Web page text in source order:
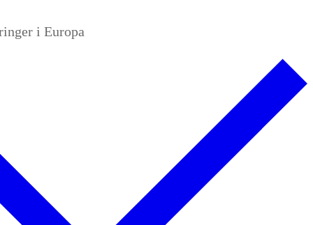
i Europa